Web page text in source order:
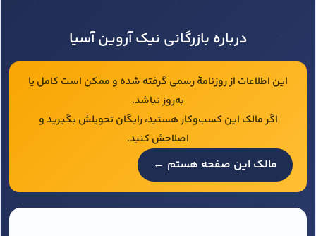
درباره بازرگانی نیک آروین آسیا
این اطلاعات از روزنامهٔ رسمی گرفته شده و ممکن است کامل یا
به‌روز نباشد.
اگر مالک این کسب‌وکار هستید، رایگان تحویلش بگیرید و
اصلاحش کنید.
مالک این صفحه هستم ←